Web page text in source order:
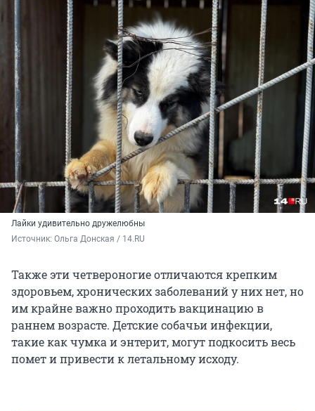
Лайки удивительно дружелюбны
Источник: Ольга Донская / 14.RU
Также эти четвероногие отличаются крепким
здоровьем, хронических заболеваний у них нет, но
им крайне важно проходить вакцинацию в
раннем возрасте. Детские собачьи инфекции,
такие как чумка и энтерит, могут подкосить весь
помет и привести к летальному исходу.